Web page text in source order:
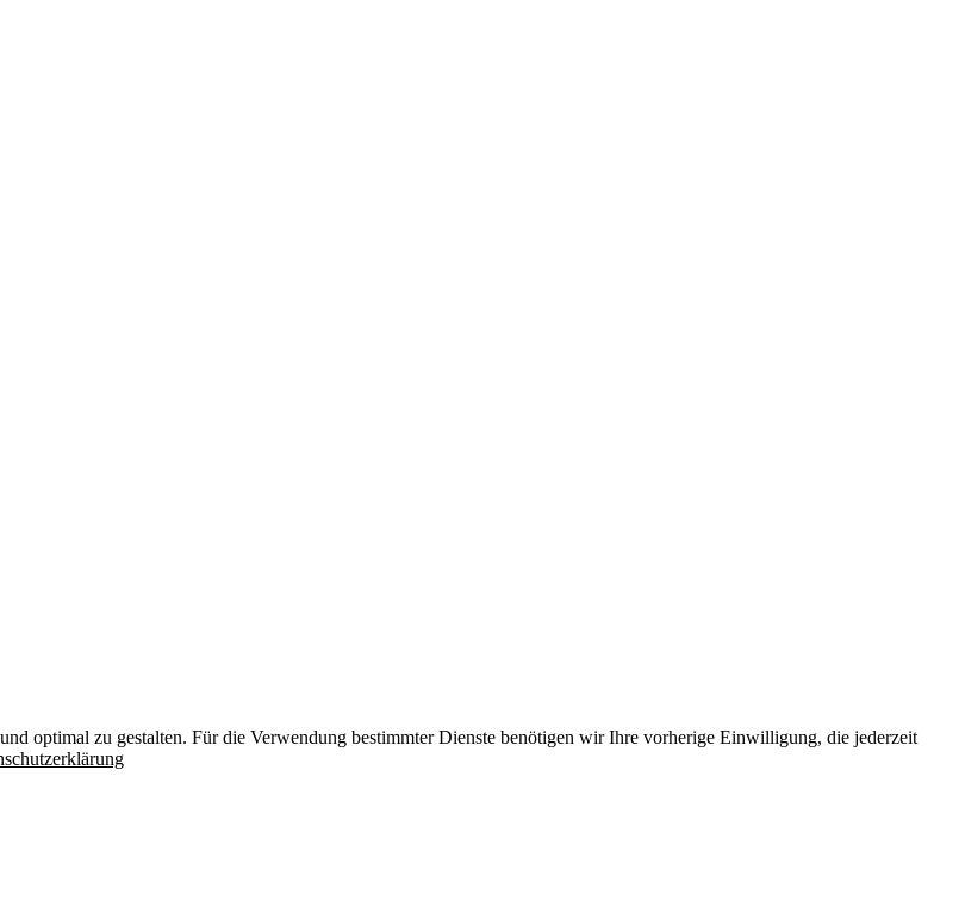
optimal zu gestalten. Für die Verwendung bestimmter Dienste benötigen wir Ihre vorherige Einwilligung, die jederzeit